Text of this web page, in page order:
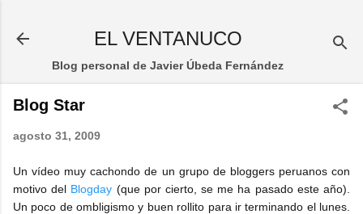
EL VENTANUCO
Blog personal de Javier Úbeda Fernández
Blog Star
agosto 31, 2009
Un vídeo muy cachondo de un grupo de bloggers peruanos con
motivo del Blogday (que por cierto, se me ha pasado este año).
Un poco de ombligismo y buen rollito para ir terminando el lunes.